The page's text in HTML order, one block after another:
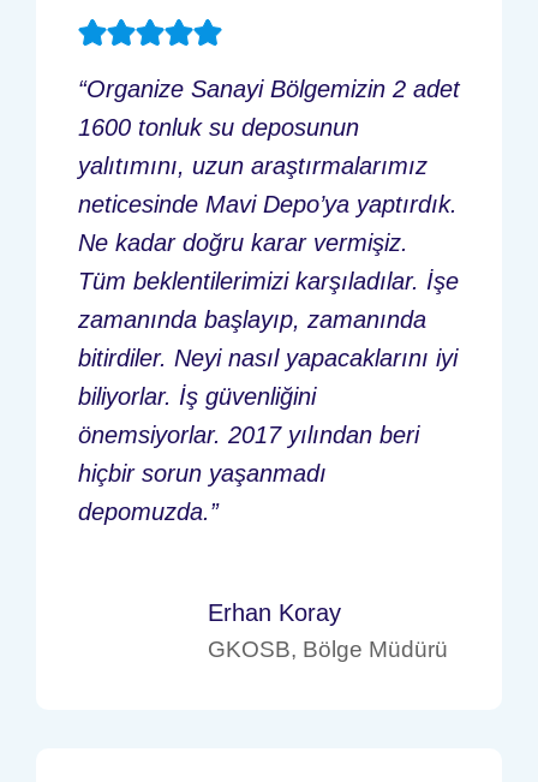
“Organize Sanayi Bölgemizin 2 adet
1600 tonluk su deposunun
yalıtımını, uzun araştırmalarımız
neticesinde Mavi Depo’ya yaptırdık.
Ne kadar doğru karar vermişiz.
Tüm beklentilerimizi karşıladılar. İşe
zamanında başlayıp, zamanında
bitirdiler. Neyi nasıl yapacaklarını iyi
biliyorlar. İş güvenliğini
önemsiyorlar. 2017 yılından beri
hiçbir sorun yaşanmadı
depomuzda.”
Erhan Koray
GKOSB, Bölge Müdürü